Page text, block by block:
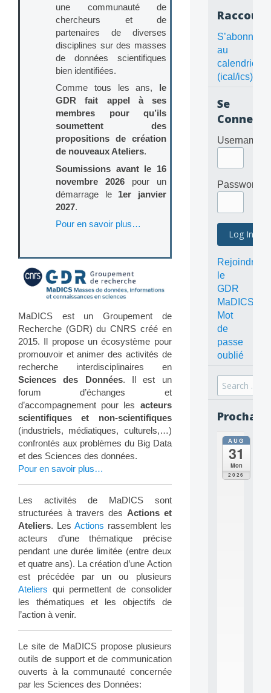
une communauté de
chercheurs et de
partenaires de diverses
disciplines sur des masses
de données scientifiques
bien identifiées.
Comme tous les ans, le
GDR fait appel à ses
membres pour qu’ils
soumettent des
propositions de création
de nouveaux Ateliers.
Soumissions avant le 16
novembre 2026pour un
démarrage le 1er janvier
2027.
Pour en savoir plus…
MaDICS est un Groupement de
Recherche (GDR) du CNRS créé en
2015. Il propose un écosystème pour
promouvoir et animer des activités de
recherche interdisciplinaires en
Sciences des Données. Il est un
forum d’échanges et
d’accompagnement pour les acteurs
scientifiques et non-scientifiques
(industriels, médiatiques, culturels,…)
confrontés aux problèmes du Big Data
et des Sciences des données.
Pour en savoir plus…
Les activités de MaDICS sont
structurées à travers des Actions et
Ateliers. Les Actions rassemblent les
acteurs d’une thématique précise
pendant une durée limitée (entre deux
et quatre ans). La création d’une Action
est précédée par un ou plusieurs
Ateliers qui permettent de consolider
les thématiques et les objectifs de
l’action à venir.
Le site de MaDICS propose plusieurs
outils de support et de communication
ouverts à la communauté concernée
par les Sciences des Données:
S’abonner
au
calendrier
(ical/ics)
Se
Username
Password
Rejoindre
le
GDR
MaDICS
Mot
de
passe
oublié
Search
for:
AUG
31
Mon
2026